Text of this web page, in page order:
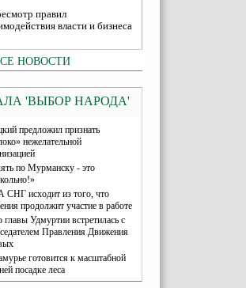
правил
власти и бизнеса
НОВОСТИ
'ВЫБОР НАРОДА'
предложил признать
нежелательной
по Мурманску - это
исходит из того, что
продолжит участие в работе
главы Удмуртии встретилась с
Правления Движения
готовится к масштабной
посадке леса